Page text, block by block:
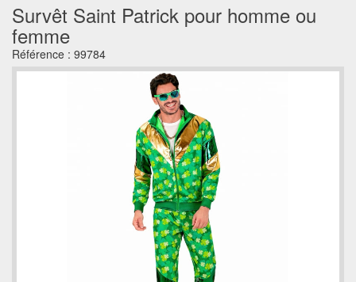
Survêt Saint Patrick pour homme ou
femme
Référence : 99784